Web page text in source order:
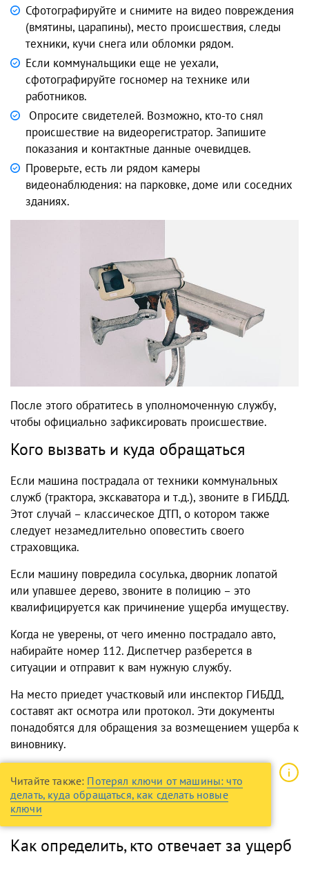
Сфотографируйте и снимите на видео повреждения
(вмятины, царапины), место происшествия, следы
техники, кучи снега или обломки рядом.
Если коммунальщики еще не уехали,
сфотографируйте госномер на технике или
работников.
Опросите свидетелей. Возможно, кто-то снял
происшествие на видеорегистратор. Запишите
показания и контактные данные очевидцев.
Проверьте, есть ли рядом камеры
видеонаблюдения: на парковке, доме или соседних
зданиях.
После этого обратитесь в уполномоченную службу,
чтобы официально зафиксировать происшествие.
Кого вызвать и куда обращаться
Если машина пострадала от техники коммунальных
служб (трактора, экскаватора и т.д.), звоните в ГИБДД.
Этот случай – классическое ДТП, о котором также
следует незамедлительно оповестить своего
страховщика.
Если машину повредила сосулька, дворник лопатой
или упавшее дерево, звоните в полицию – это
квалифицируется как причинение ущерба имуществу.
Когда не уверены, от чего именно пострадало авто,
набирайте номер 112. Диспетчер разберется в
ситуации и отправит к вам нужную службу.
На место приедет участковый или инспектор ГИБДД,
составят акт осмотра или протокол. Эти документы
понадобятся для обращения за возмещением ущерба к
виновнику.
Читайте также: Потерял ключи от машины: что
делать, куда обращаться, как сделать новые
ключи
Как определить, кто отвечает за ущерб